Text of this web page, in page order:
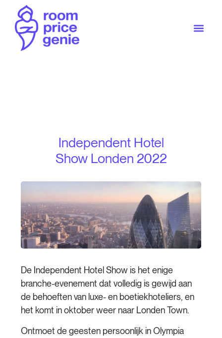
Independent Hotel
Show Londen 2022
De Independent Hotel Show is het enige
branche-evenement dat volledig is gewijd aan
de behoeften van luxe- en boetiekhoteliers, en
het komt in oktober weer naar Londen Town.
Ontmoet de geesten persoonlijk in Olympia